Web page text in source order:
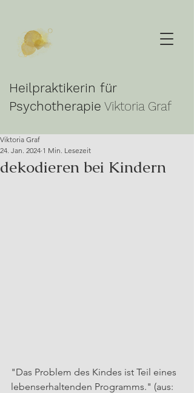
Heilpraktikerin für
Psychotherapie Viktoria Graf
dekodieren bei Kindern
Viktoria Graf
24. Jan. 2024 1 Min. Lesezeit
"Das Problem des Kindes ist Teil eines
lebenserhaltenden Programms." (aus: